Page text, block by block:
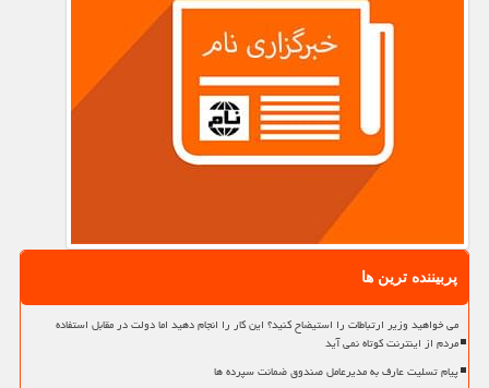
پربیننده ترین ها
می خواهید وزیر ارتباطات را استیضاح کنید؟ این کار را انجام دهید اما دولت در مقابل استفاده
مردم از اینترنت کوتاه نمی آید
پیام تسلیت عارف به مدیرعامل صندوق ضمانت سپرده ها